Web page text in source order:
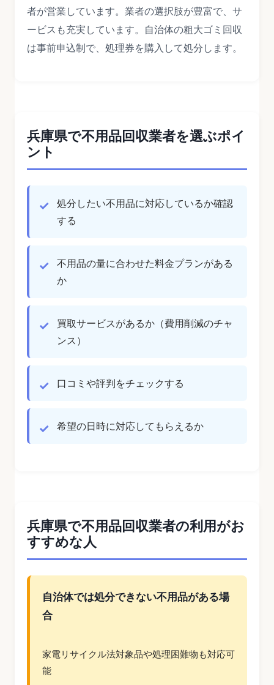
者が営業しています。業者の選択肢が豊富で、サ
ービスも充実しています。自治体の粗大ゴミ回収
は事前申込制で、処理券を購入して処分します。
兵庫県で不用品回収業者を選ぶポイ
ント
処分したい不用品に対応しているか確認
する
不用品の量に合わせた料金プランがある
か
買取サービスがあるか（費用削減のチャ
ンス）
口コミや評判をチェックする
希望の日時に対応してもらえるか
兵庫県で不用品回収業者の利用がお
すすめな人
自治体では処分できない不用品がある場
合
家電リサイクル法対象品や処理困難物も対応可
能